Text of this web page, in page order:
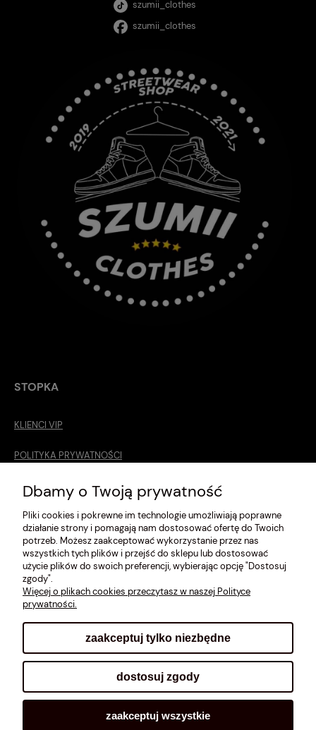
STOPKA
KLIENCI VIP
POLITYKA PRYWATNOŚCI
O MNIE
ROZMIARÓWKA [cm]
REGULAMIN
METODY PŁATNOŚCI
szumii_clothes
szumii_clothes
Sklep internetowy Shoplo.pl, powered byShoper.
Dbamy o Twoją prywatność
Pliki cookies i pokrewne im technologie umożliwiają poprawne
działanie strony i pomagają nam dostosować ofertę do Twoich
potrzeb. Możesz zaakceptować wykorzystanie przez nas
wszystkich tych plików i przejść do sklepu lub dostosować
użycie plików do swoich preferencji, wybierając opcję "Dostosuj
zgody".
Więcej o plikach cookies przeczytasz w naszej Polityce
prywatności.
zaakceptuj tylko niezbędne
dostosuj zgody
zaakceptuj wszystkie